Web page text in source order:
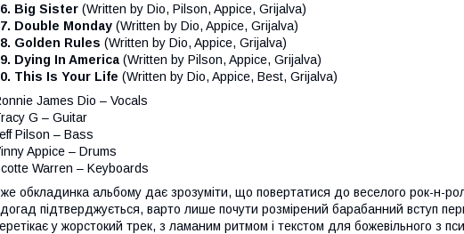
Big Sister (Written by Dio, Pilson, Appice, Grijalva)
Double Monday (Written by Dio, Appice, Grijalva)
Golden Rules (Written by Dio, Appice, Grijalva)
Dying In America (Written by Pilson, Appice, Grijalva)
This Is Your Life (Written by Dio, Appice, Best, Grijalva)
James Dio – Vocals
G – Guitar
Pilson – Bass
Appice – Drums
Warren – Keyboards
обкладинка альбому дає зрозуміти, що повертатися до веселого рок-н-
підтверджується, варто лише почути розмірений барабанний вступ
у жорстокий трек, з ламаним ритмом і текстом для божевільного з